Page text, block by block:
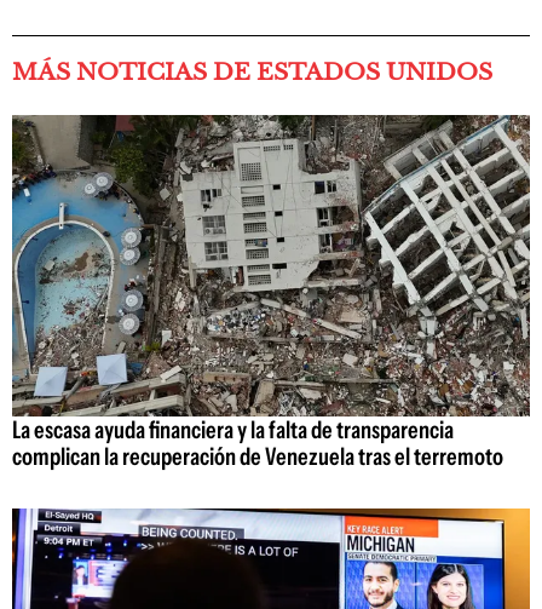
MÁS NOTICIAS DE ESTADOS UNIDOS
La escasa ayuda financiera y la falta de transparencia
complican la recuperación de Venezuela tras el terremoto